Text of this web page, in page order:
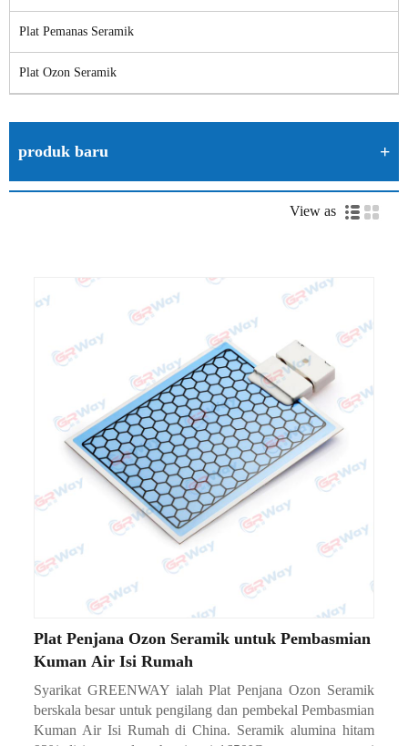
Plat Pemanas Seramik
Plat Ozon Seramik
produk baru
View as
Plat Penjana Ozon Seramik untuk Pembasmian
Kuman Air Isi Rumah
Syarikat GREENWAY ialah Plat Penjana Ozon Seramik
berskala besar untuk pengilang dan pembekal Pembasmian
Kuman Air Isi Rumah di China. Seramik alumina hitam